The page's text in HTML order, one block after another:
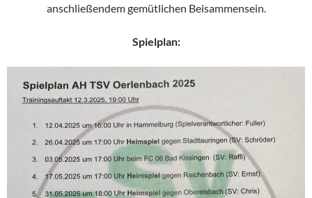
anschließendem gemütlichen Beisammensein.
Spielplan: